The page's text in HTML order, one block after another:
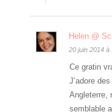
Helen @
20 juin 2014 à
Ce gratin
J’adore
Angleterre,
semblable